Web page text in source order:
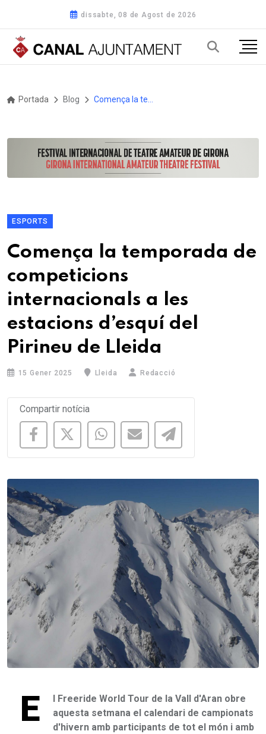
dissabte, 08 de Agost de 2026
Portada Blog
ESPORTS
Comença la temporada de
competicions
internacionals a les
estacions d’esquí del
Pirineu de Lleida
15 Gener 2025 Lleida Redacció
Compartir notícia
E
l Freeride World Tour de la Vall d'Aran obre
aquesta setmana el calendari de campionats
d'hivern amb participants de tot el món i amb